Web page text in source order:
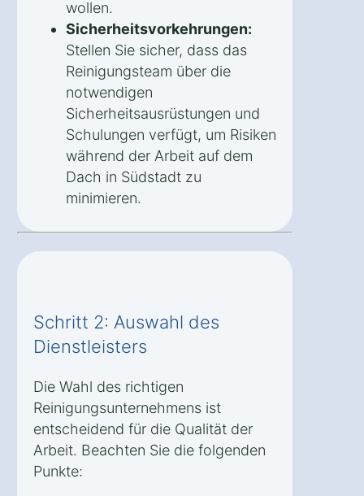
wollen.
Sicherheitsvorkehrungen:
Stellen Sie sicher, dass das
Reinigungsteam über die
notwendigen
Sicherheitsausrüstungen und
Schulungen verfügt, um Risiken
während der Arbeit auf dem
Dach in Südstadt zu
minimieren.
Schritt 2: Auswahl des
Dienstleisters
Die Wahl des richtigen
Reinigungsunternehmens ist
entscheidend für die Qualität der
Arbeit. Beachten Sie die folgenden
Punkte: